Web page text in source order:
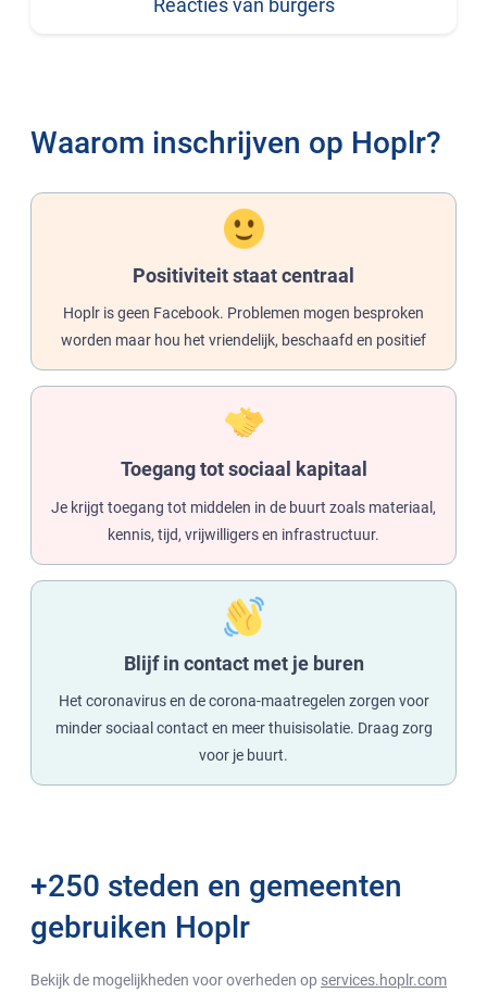
Reacties van burgers
Waarom inschrijven op Hoplr?
Positiviteit staat centraal
Hoplr is geen Facebook. Problemen mogen besproken
worden maar hou het vriendelijk, beschaafd en positief
Toegang tot sociaal kapitaal
Je krijgt toegang tot middelen in de buurt zoals materiaal,
kennis, tijd, vrijwilligers en infrastructuur.
Blijf in contact met je buren
Het coronavirus en de corona-maatregelen zorgen voor
minder sociaal contact en meer thuisisolatie. Draag zorg
voor je buurt.
+250 steden en gemeenten
gebruiken Hoplr
Bekijk de mogelijkheden voor overheden op services.hoplr.com